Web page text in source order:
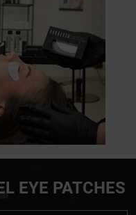
EYE PATCHES